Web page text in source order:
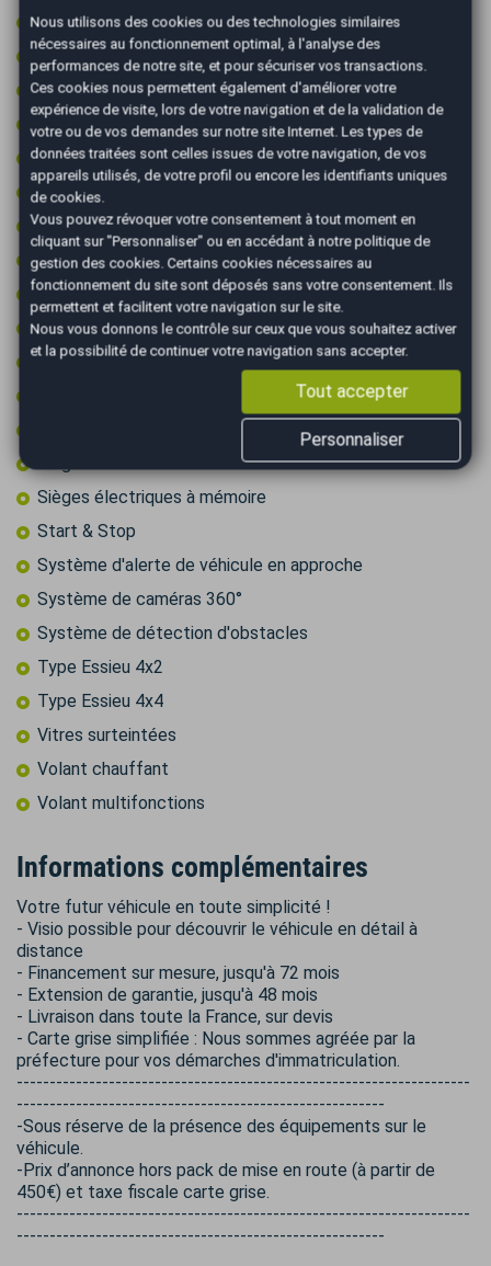
Peinture integrale
Prise 12v
Prise audio USB
Radar arrière de détection d'obstacles
Radar avant de détection d'obstacles
Recharge smartphone par induction
Reconnaissance des panneaux de signalisation
Régulateur de vitesse
Régulateur de vitesse adaptatif
Retroviseur intérieur électrochrome
Rétroviseurs électriques
Rétroviseurs rabattables électriquement
Sièges électriques à mémoire
Start & Stop
Système d'alerte de véhicule en approche
Système de caméras 360°
Système de détection d'obstacles
Type Essieu 4x2
Type Essieu 4x4
Vitres surteintées
Volant chauffant
Volant multifonctions
Informations complémentaires
Votre futur véhicule en toute simplicité !
- Visio possible pour découvrir le véhicule en détail à
distance
- Financement sur mesure, jusqu'à 72 mois
- Extension de garantie, jusqu'à 48 mois
- Livraison dans toute la France, sur devis
- Carte grise simplifiée : Nous sommes agréée par la
préfecture pour vos démarches d'immatriculation.
---------------------------------------------------------------------
--------------------------------------------------------
-Sous réserve de la présence des équipements sur le
véhicule.
-Prix d’annonce hors pack de mise en route (à partir de
450€) et taxe fiscale carte grise.
---------------------------------------------------------------------
--------------------------------------------------------
Nous utilisons des cookies ou des technologies similaires
nécessaires au fonctionnement optimal, à l'analyse des
performances de notre site, et pour sécuriser vos transactions.
Ces cookies nous permettent également d'améliorer votre
expérience de visite, lors de votre navigation et de la validation de
votre ou de vos demandes sur notre site Internet. Les types de
données traitées sont celles issues de votre navigation, de vos
appareils utilisés, de votre profil ou encore les identifiants uniques
de cookies.
Vous pouvez révoquer votre consentement à tout moment en
cliquant sur "Personnaliser" ou en accédant à notre politique de
gestion des cookies. Certains cookies nécessaires au
fonctionnement du site sont déposés sans votre consentement. Ils
permettent et facilitent votre navigation sur le site.
Nous vous donnons le contrôle sur ceux que vous souhaitez activer
et la possibilité de continuer votre navigation sans accepter.
Tout accepter
Personnaliser